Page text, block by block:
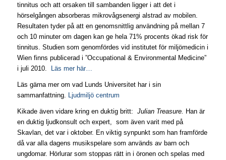
tinnitus och att orsaken till sambanden ligger i att det i
hörselgången absorberas mikrovågsenergi alstrad av mobilen.
Resultaten tyder på att en genomsnittlig användning på mellan 7
och 10 minuter om dagen kan ge hela 71% procents ökad risk för
tinnitus. Studien som genomfördes vid institutet för miljömedicin i
Wien finns publicerad i ”Occupational & Environmental Medicine”
i juli 2010.
Läs mer här…
Läs gärna mer om vad Lunds Universitet har i sin
sammanfattning. Ljudmiljö centrum
Kikade även vidare kring en duktig britt: Julian Treasure. Han är
en duktig ljudkonsult och expert, som även varit med på
Skavlan, det var i oktober. En viktig synpunkt som han framförde
då var alla dagens musikspelare som används av barn och
ungdomar. Hörlurar som stoppas rätt in i öronen och spelas med